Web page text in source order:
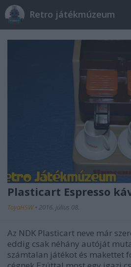
Retro játékmúzeum
Plasticart Espresso
ToyaHSW • 2016. július 08.
Az NDK Plasticart neve már
eddig csak néhány autóját
számtalan játékot és makettet